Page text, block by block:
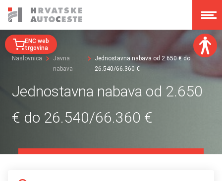
Veličina fonta:
A A
ENC web
trgovina
Naslovnica
Javna
nabava
Jednostavna nabava od 2.650 € do
26.540/66.360 €
Jednostavna nabava od 2.650
€ do 26.540/66.360 €